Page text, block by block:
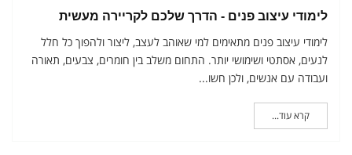
לימודי עיצוב פנים - הדרך שלכם לקריירה מעשית
לימודי עיצוב פנים מתאימים למי שאוהב לעצב, ליצור ולהפוך כל חלל
לנעים, אסתטי ושימושי יותר. התחום משלב בין חומרים, צבעים, תאורה
ועבודה עם אנשים, ולכן חשו...
קרא עוד...